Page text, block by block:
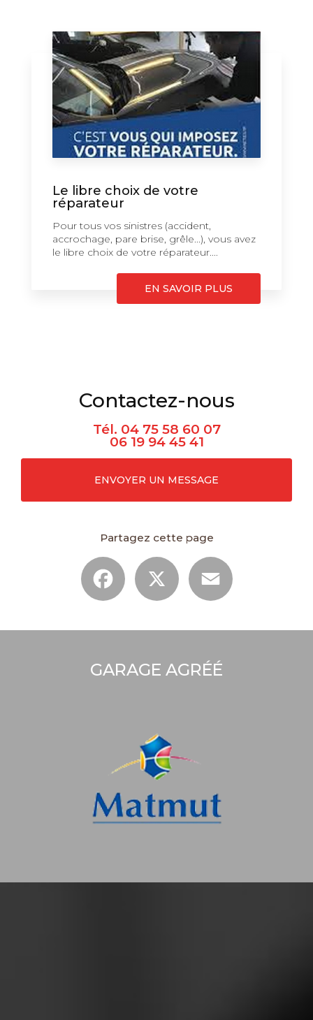
Le libre choix de votre
réparateur
Pour tous vos sinistres (accident,
accrochage, pare brise, grêle...), vous avez
le libre choix de votre réparateur....
EN SAVOIR PLUS
Contactez-nous
Tél. 04 75 58 60 07
06 19 94 45 41
ENVOYER UN MESSAGE
Partagez cette page
Facebook
GARAGE AGRÉÉ